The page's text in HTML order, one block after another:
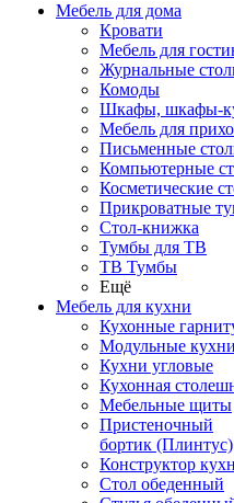
Мебель для дома
Кровати
Мебель для
Журнальные
Комоды
Шкафы, шкафы-
Мебель для
Письменные
Компьютерные
Косметические
Прикроватные
Стол-книжка
Тумбы для ТВ
ТВ Тумбы
Ещё
Мебель для кухни
Кухонные
Модульные кухни
Кухни угловые
Кухонная
Мебельные щиты
Пристеночный
бортик (Плинтус)
Конструктор
Стол обеденный